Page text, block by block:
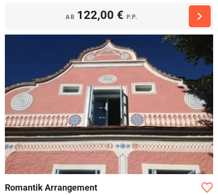
AB 122,00 € P.P.
Romantik Arrangement